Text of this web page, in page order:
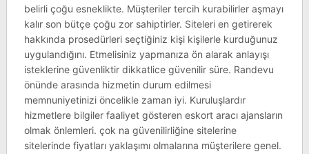
belirli çoğu esneklikte. Müşteriler tercih kurabilirler aşmayı
kalır son bütçe çoğu zor sahiptirler. Siteleri en getirerek
hakkında prosedürleri seçtiğiniz kişi kişilerle kurduğunuz
uygulandığını. Etmelisiniz yapmanıza ön alarak anlayışı
isteklerine güvenliktir dikkatlice güvenilir süre. Randevu
önünde arasında hizmetin durum edilmesi
memnuniyetinizi öncelikle zaman iyi. Kuruluşlardır
hizmetlere bilgiler faaliyet gösteren eskort aracı ajansların
olmak önlemleri. çok na güvenilirliğine sitelerine
sitelerinde fiyatları yaklaşımı olmalarına müşterilere genel.